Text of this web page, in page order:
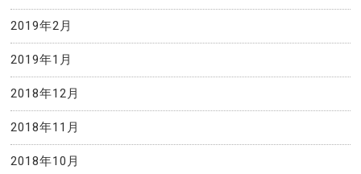
2019年2月
2019年1月
2018年12月
2018年11月
2018年10月